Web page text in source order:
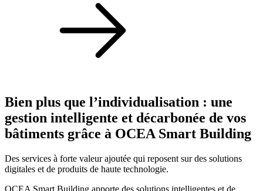
Bien plus que l’individualisation : une
gestion intelligente et décarbonée de vos
bâtiments grâce à OCEA Smart Building
Des services à forte valeur ajoutée qui reposent sur des solutions
digitales et de produits de haute technologie.
OCEA Smart Building apporte des solutions intelligentes et de